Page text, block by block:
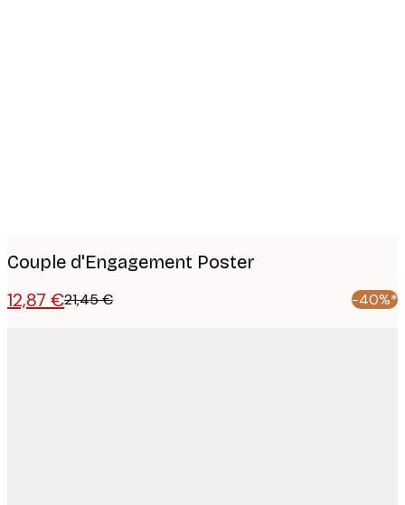
Couple d'Engagement Poster
12,87 €21,45 € -40%*